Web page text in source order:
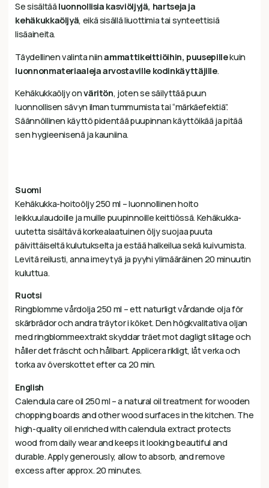
Se sisältää luonnollisia kasviöljyjä, hartseja ja
kehäkukkaöljyä, eikä sisällä liuottimia tai synteettisiä
lisäaineita.
Täydellinen valinta niinammattikeittiöihin, puusepillekuin
luonnonmateriaaleja arvostaville kodinkäyttäjille.
Kehäkukkaöljy onväritön, joten se säilyttää puun
luonnollisen sävyn ilman tummumista tai “märkäefektiä”.
Säännöllinen käyttö pidentää puupinnan käyttöikää ja pitää
sen hygieenisenä ja kauniina.
Suomi
Kehäkukka-hoitoöljy 250 ml – luonnollinen hoito
leikkuulaudoille ja muille puupinnoille keittiössä. Kehäkukka-
uutetta sisältävä korkealaatuinen öljy suojaa puuta
päivittäiseltä kulutukselta ja estää halkeilua sekä kuivumista.
Levitä reilusti, anna imeytyä ja pyyhi ylimääräinen 20 minuutin
kuluttua.
Ruotsi
Ringblomme vårdolja 250 ml – ett naturligt vårdande olja för
skärbrädor och andra träytor i köket. Den högkvalitativa oljan
med ringblomme­extrakt skyddar träet mot dagligt slitage och
håller det fräscht och hållbart. Applicera rikligt, låt verka och
torka av överskottet efter ca 20 min.
English
Calendula care oil 250 ml – a natural oil treatment for wooden
chopping boards and other wood surfaces in the kitchen. The
high-quality oil enriched with calendula extract protects
wood from daily wear and keeps it looking beautiful and
durable. Apply generously, allow to absorb, and remove
excess after approx. 20 minutes.